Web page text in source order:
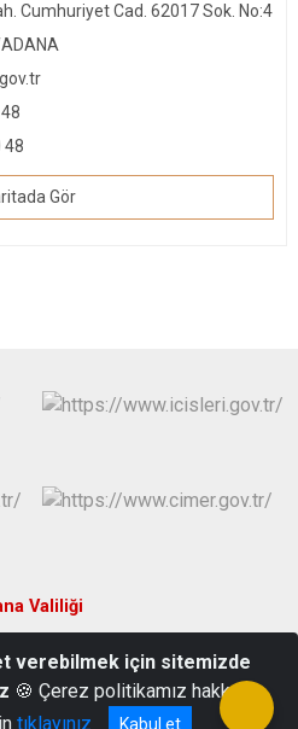
Cumhuriyet Cad. 62017 Sok. No:4
48
Gör
Valiliği
No:2 01020 Seyhan/ADANA
359 16 83
verebilmek için sitemizde
🍪 Çerez politikamız hakkında
tıklayınız Kabul et